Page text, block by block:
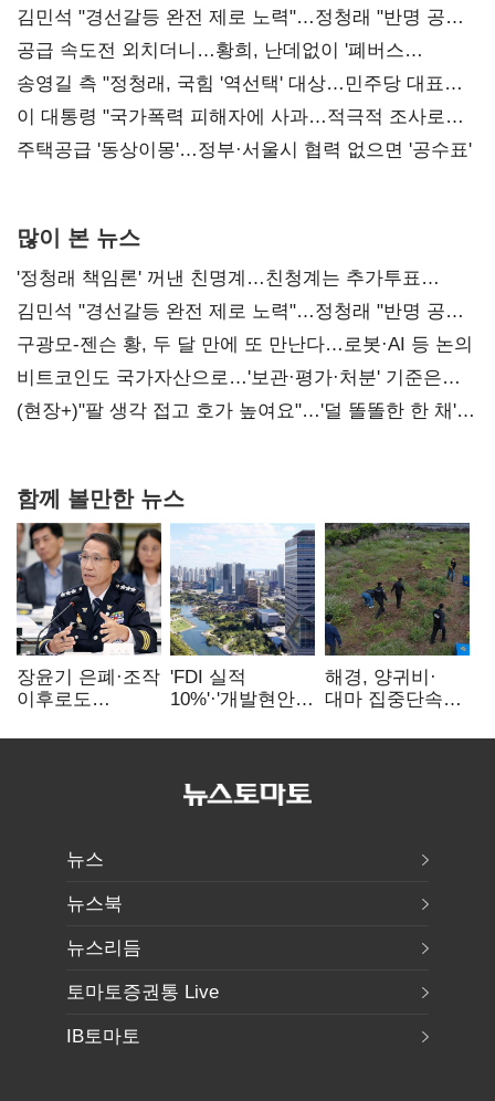
김민석 "경선갈등 완전 제로 노력"…정청래 "반명 공세
사과부터"
공급 속도전 외치더니…황희, 난데없이 '폐버스
리모델링' 제안
송영길 측 "정청래, 국힘 '역선택' 대상…민주당 대표로
총선 지휘 못해"
이 대통령 "국가폭력 피해자에 사과…적극적 조사로
진실 밝혀야"
주택공급 '동상이몽'…정부·서울시 협력 없으면 '공수표'
많이 본 뉴스
'정청래 책임론' 꺼낸 친명계…친청계는 추가투표
때리기
김민석 "경선갈등 완전 제로 노력"…정청래 "반명 공세
사과부터"
구광모-젠슨 황, 두 달 만에 또 만난다…로봇·AI 등 논의
비트코인도 국가자산으로…'보관·평가·처분' 기준은
숙제
(현장+)"팔 생각 접고 호가 높여요"…'덜 똘똘한 한 채'
함께 볼만한 뉴스
장윤기 은폐·조작
이후로도
내부비위…경찰
'FDI 실적
10%'·'개발현안
인천경제청장
해경, 양귀비·
대마 집중단속…
249명 검거
뉴스
뉴스북
뉴스리듬
토마토증권통 Live
IB토마토